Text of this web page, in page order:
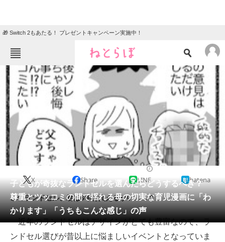
🎁 Switch 2もあたる！ プレゼントキャンペーン実施中！
ねとらぼメニュー
TOP
エンタメ クイズ
グルメ 地域
住まい 教育・育児
動物 リサーチ
会員記事
メディア
注目記事を集めた総合ページ
子どもが奇抜なランドセルを選んだらどうするべき？
尊重とツッコミの間で揺れる母の切実な育児漫画に「わ
かります」「うちもこんな感じ」の声
X Share LINE hatena
このランドセル、君は6年背負えるかい……？
近年のランドセルはデザインがとても豊富なので、ラ
ンドセル選びが昔以上に悩ましいイベントとなっていま